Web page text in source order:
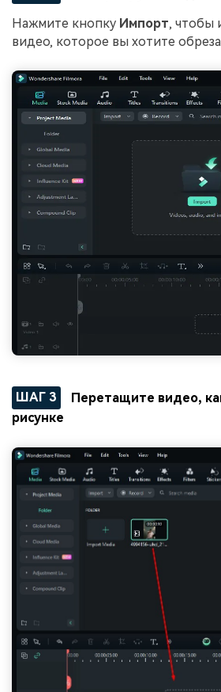
Нажмите кнопку Импорт, чтобы
видео, которое вы хотите
ШАГ 3
Перетащите видео,
рисунке